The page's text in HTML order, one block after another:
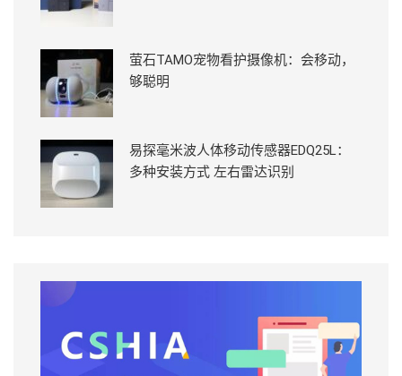
萤石TAMO宠物看护摄像机：会移动，
够聪明
易探毫米波人体移动传感器EDQ25L：
多种安装方式 左右雷达识别